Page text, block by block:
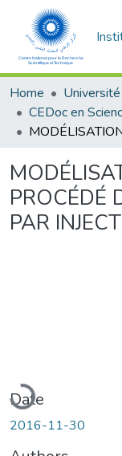
Home
PROCÉDÉ
PAR
Date
2016-11-30